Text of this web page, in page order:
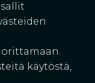
käytöstä,